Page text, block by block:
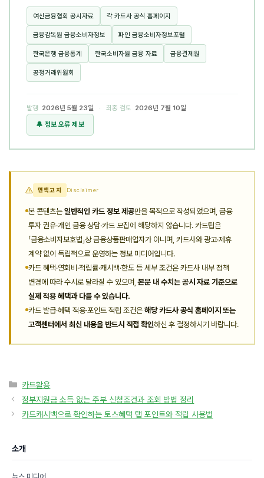
여신금융협회 공시자료 각 카드사 공식 홈페이지
금융감독원 금융소비자정보 파인 금융소비자정보포털
한국은행 금융통계 한국소비자원 금융 자료 금융결제원
공정거래위원회
발행 2026년 5월 23일 · 최종 검토 2026년 7월 10일
🔔 정보 오류 제보
면책고지 Disclaimer
본 콘텐츠는 일반적인 카드 정보 제공만을 목적으로 작성되었으며, 금융
투자 권유·개인 금융 상담·카드 모집에 해당하지 않습니다. 카드팁은
「금융소비자보호법」상 금융상품판매업자가 아니며, 카드사와 광고·제휴
계약 없이 독립적으로 운영하는 정보 미디어입니다.
카드 혜택·연회비·적립률·캐시백·한도 등 세부 조건은 카드사 내부 정책
변경에 따라 수시로 달라질 수 있으며,본문 내 수치는 공시 자료 기준으로
실제 적용 혜택과 다를 수 있습니다.
카드 발급·혜택 적용·포인트 적립 조건은 해당 카드사 공식 홈페이지 또는
고객센터에서 최신 내용을 반드시 직접 확인하신 후 결정하시기 바랍니다.
카
테
리
카드활용
정부지원금 소득 없는 주부 신청조건과 조회 방법 정리
카드캐시백으로 확인하는 토스혜택 탭 포인트와 적립 사용법
소개